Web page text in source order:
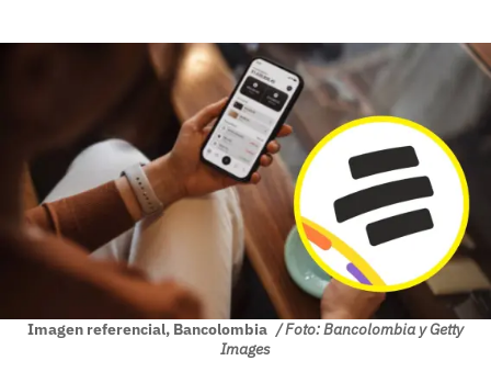
Imagen referencial, Bancolombia / Foto: Bancolombia y Getty
Images